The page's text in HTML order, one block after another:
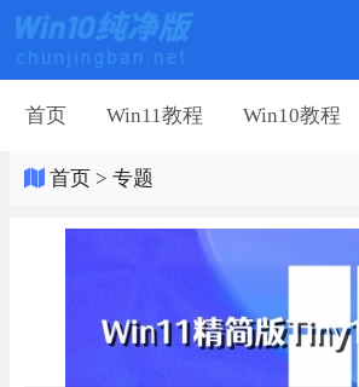
首页 Win11教程 Win10教程
首页 > 专题